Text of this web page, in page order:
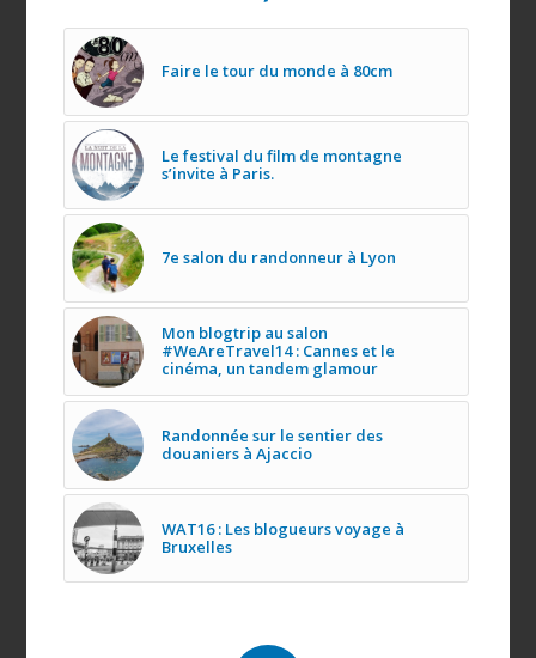
Faire le tour du monde à 80cm
Le festival du film de montagne
s’invite à Paris.
7e salon du randonneur à Lyon
Mon blogtrip au salon
#WeAreTravel14 : Cannes et le
cinéma, un tandem glamour
Randonnée sur le sentier des
douaniers à Ajaccio
WAT16 : Les blogueurs voyage à
Bruxelles